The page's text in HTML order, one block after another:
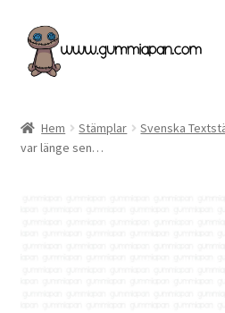
Hoppa
till
navigering
Hoppa
till
innehåll
Kategorier
Hem Stämplar Svenska
var länge sen…